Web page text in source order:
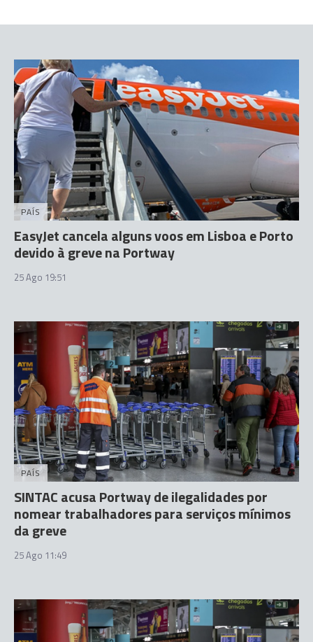
PAÍS
EasyJet cancela alguns voos em Lisboa e Porto
devido à greve na Portway
25 Ago 19:51
PAÍS
SINTAC acusa Portway de ilegalidades por
nomear trabalhadores para serviços mínimos
da greve
25 Ago 11:49